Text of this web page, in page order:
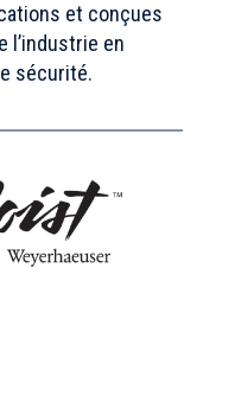
et conçues
l’industrie en
sécurité.